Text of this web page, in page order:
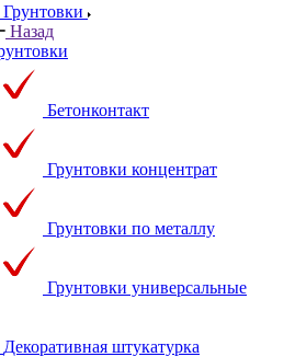
Грунтовки
Назад
Бетонконтакт
Грунтовки концентрат
Грунтовки по металлу
Грунтовки универсальные
Декоративная штукатурка